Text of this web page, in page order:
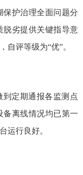
保护治理全面问题分
脱劣提供关键指导意
自评等级为“优”。
定期通报各监测点
备离线情况均已第一
运行良好。